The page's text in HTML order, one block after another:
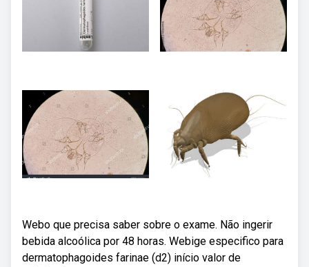
Webo que precisa saber sobre o exame. Não ingerir
bebida alcoólica por 48 horas. Webige especifico para
dermatophagoides farinae (d2) início valor de